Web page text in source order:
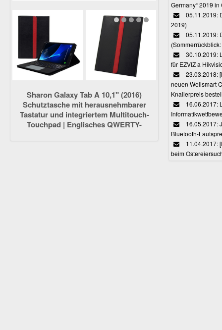
Sharon Galaxy Tab A 10,1" (2016)
Schutztasche mit herausnehmbarer
Tastatur und integriertem Multitouch-
Touchpad | Englisches QWERTY-
Germany“ 2019
05.11.2019:
2019)
05.11.2019:
30.10.2019:
für EZVIZ a
23.03.2018:
neuen Wellsmart
Knallerpreis
16.06.2017:
16.05.2017:
Bluetooth-
11.04.2017:
beim